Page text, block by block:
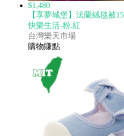
$1,480
【享夢城堡】法蘭絨毯被
快樂生活-粉.紅
台灣樂天市場
購物賺點